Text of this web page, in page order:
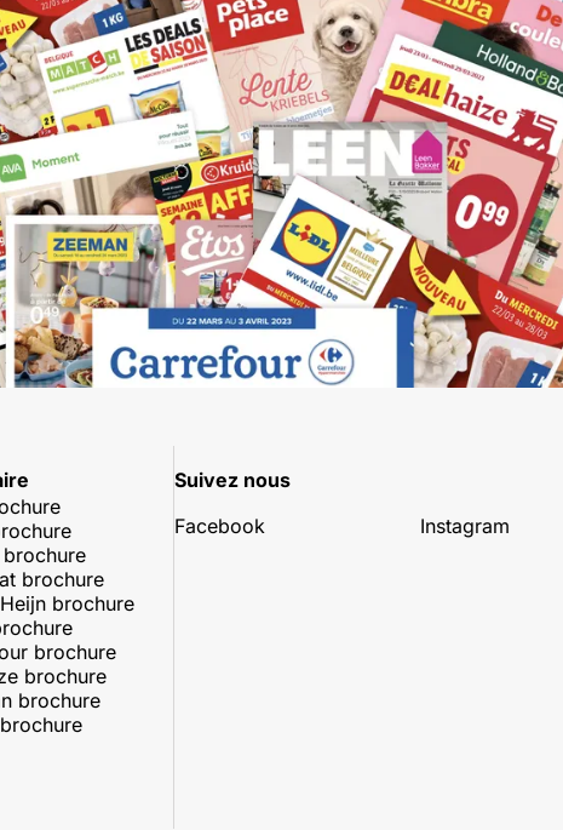
brochure
brochure
brochure
brochure
brochure
Suivez nous
Facebook
Instagram